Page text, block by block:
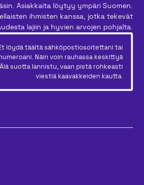
Asiakkaita löytyy ympäri Suomen.
ihmisten kanssa, jotka tekevät
lajiin ja hyvien arvojen pohjalta.
löydä täältä sähköpostiosoitettani tai
Näin voin rauhassa keskittyä
suotta lannistu, vaan pistä rohkeasti
viestiä kaavakkeiden kautta.